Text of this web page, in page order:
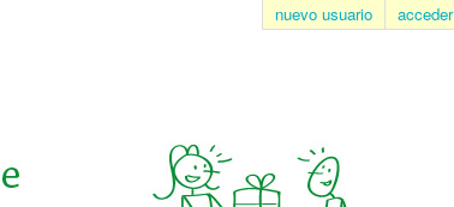
nuevo usuario acceder